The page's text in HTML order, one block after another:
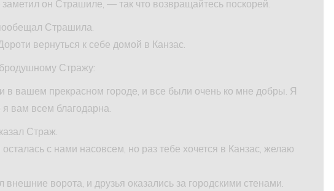
он Страшиле, — так что возвращайтесь поскорей.
Страшила.
вернуться к себе домой в Канзас.
Стражу:
вашем прекрасном городе, и все были очень ко мне добры. Я
вам всем благодарна.
Страж.
с нами насовсем, но раз тебе хочется в Канзас, желаю
ворота, и друзья оказались за городскими стенами.